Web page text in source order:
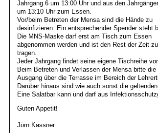
Jahrgang 6 um 13:00 Uhr und aus den
um 13:10 Uhr zum Essen.
Vor/beim Betreten der Mensa sind die Hände zu
desinfizieren. Ein entsprechender Spender steht
Die MNS-Maske darf erst am Tisch zum Essen
abgenommen werden und ist den Rest der Zeit zu
tragen.
Jeder Jahrgang findet seine eigene Tischreihe
Beim Betreten und Verlassen der Mensa bitte
Ausgang über die Terrasse im Bereich der
Darüber hinaus sind wie auch sonst die
Eine Salatbar kann und darf aus
Guten Appetit!
Jörn Kassner